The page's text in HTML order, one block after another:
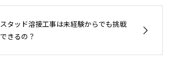
スタッド溶接工事は未経験からでも挑戦
できるの？